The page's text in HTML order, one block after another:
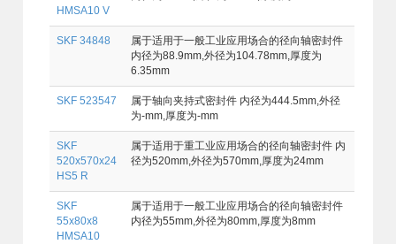
HMSA10 V
SKF 34848
属于适用于一般工业应用场合的径向轴密封件
内径为88.9mm,外径为104.78mm,厚度为
6.35mm
SKF 523547
属于轴向夹持式密封件 内径为444.5mm,外径
为-mm,厚度为-mm
SKF
520x570x24
HS5 R
属于适用于重工业应用场合的径向轴密封件 内
径为520mm,外径为570mm,厚度为24mm
SKF
55x80x8
HMSA10
属于适用于一般工业应用场合的径向轴密封件
内径为55mm,外径为80mm,厚度为8mm